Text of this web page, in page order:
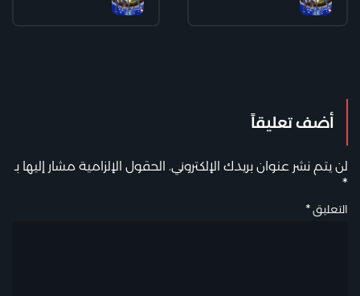
أضف تعليقاً
لن يتم نشر عنوان بريدك الإلكتروني. الحقول الإلزامية مشار إليها بـ
*
التعليق*